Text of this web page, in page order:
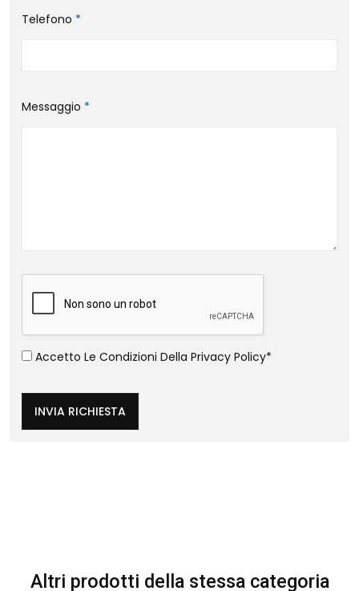
Telefono *
Messaggio *
Accetto Le Condizioni Della Privacy Policy*
INVIA RICHIESTA
Altri prodotti della stessa categoria